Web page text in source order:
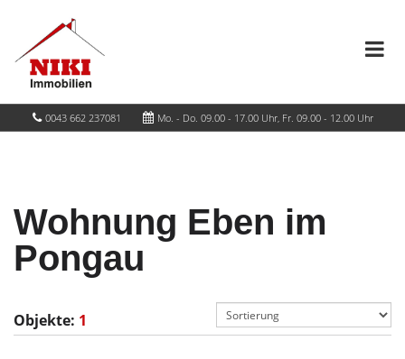
0043 662 237081 Mo. - Do. 09.00 - 17.00 Uhr, Fr. 09.00 - 12.00 Uhr
Wohnung Eben im
Pongau
Objekte: 1